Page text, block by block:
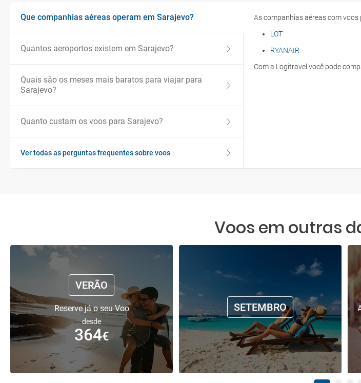
Que companhias aéreas operam em Sarajevo?
Quantos aeroportos existem em Sarajevo?
Quais são os meses mais baratos para viajar para
Sarajevo?
Quanto custam os voos para Sarajevo?
Ver todas as perguntas frequentes sobre voos
As companhias aéreas com voos
LOT
RYANAIR
Com a Logitravel você pode
Voos em outras
VERÃO
Reserve já o seu Voo
desde
364€
SETEMBRO